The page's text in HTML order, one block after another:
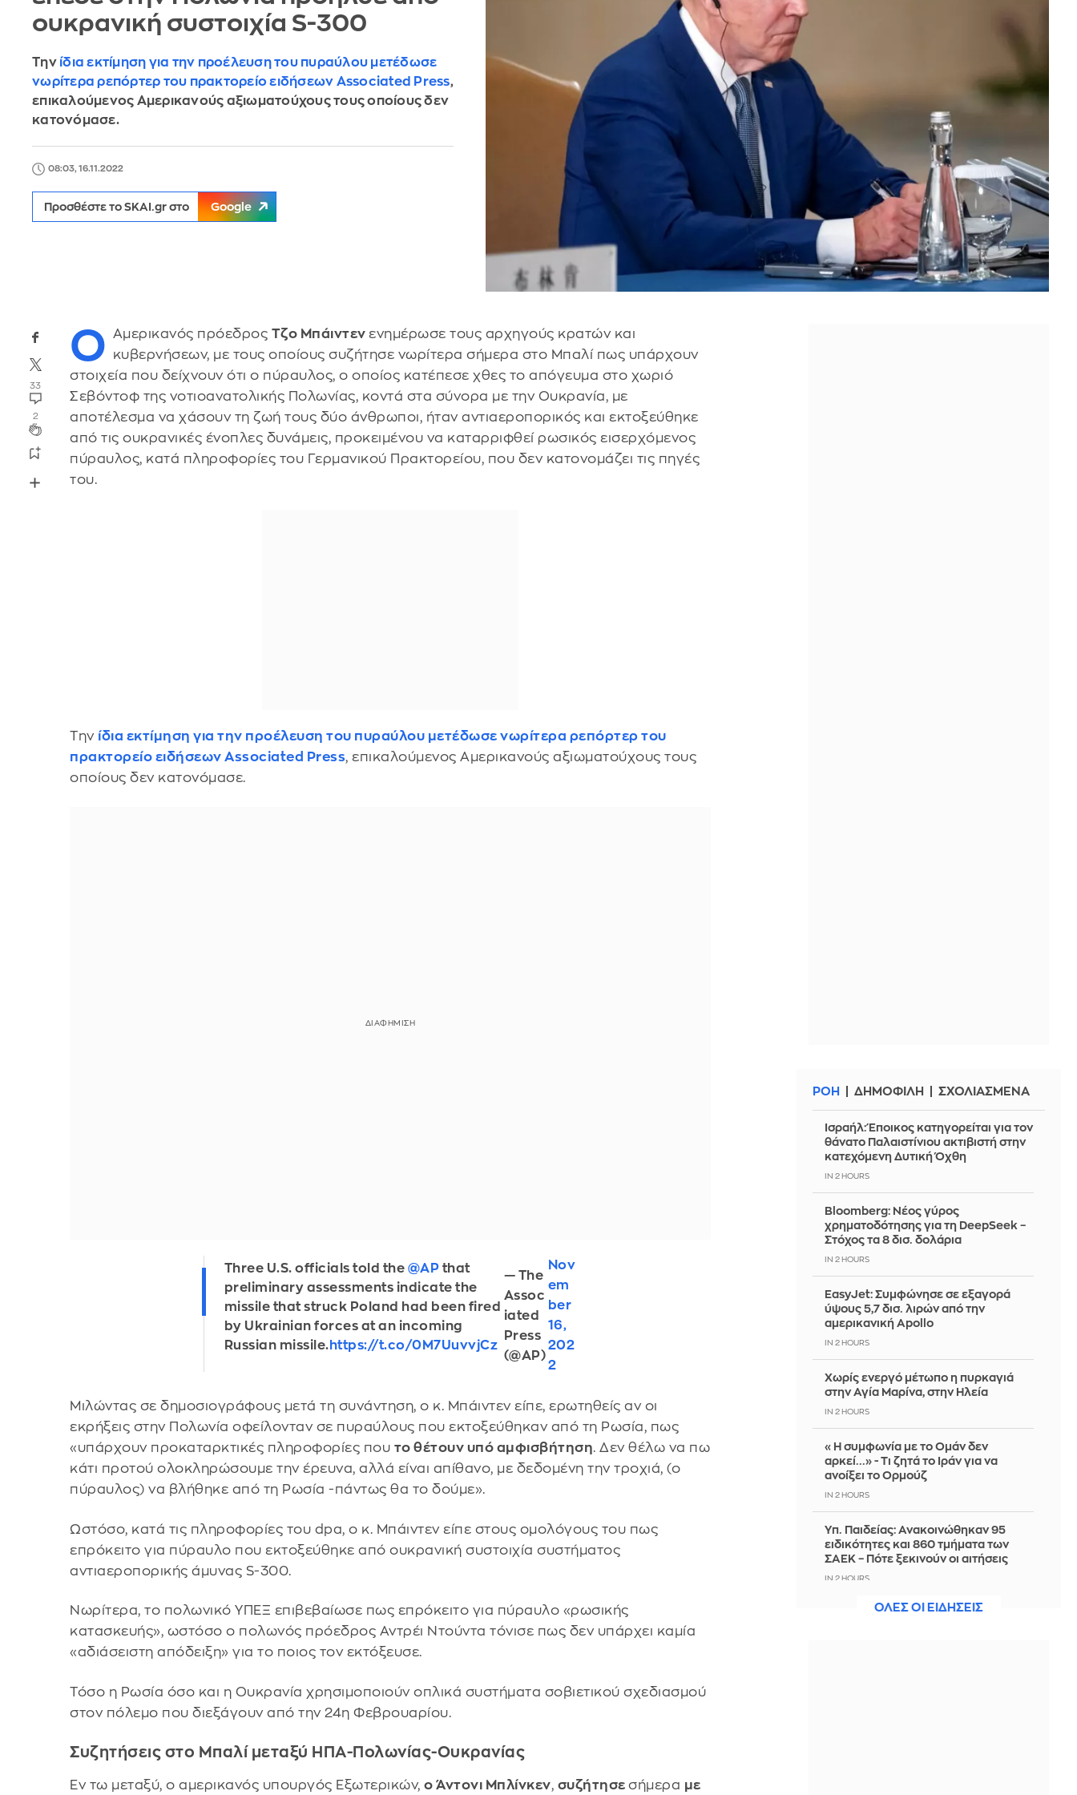
ουκρανική συστοιχία S-300
Την ίδια εκτίμηση για την προέλευση του πυραύλου μετέδωσε
νωρίτερα ρεπόρτερ του πρακτορείο ειδήσεων Associated Press,
επικαλούμενος Αμερικανούς αξιωματούχους τους οποίους δεν
κατονόμασε.
08:03, 16.11.2022
Προσθέστε το SKAI.gr στο Google
33
2
Ο Αμερικανός πρόεδρος Τζο Μπάιντενενημέρωσε τους αρχηγούς κρατών και
κυβερνήσεων, με τους οποίους συζήτησε νωρίτερα σήμερα στο Μπαλί πως υπάρχουν
στοιχεία που δείχνουν ότι ο πύραυλος, ο οποίος κατέπεσε χθες το απόγευμα στο χωριό
Σεβόντοφ της νοτιοανατολικής Πολωνίας, κοντά στα σύνορα με την Ουκρανία, με
αποτέλεσμα να χάσουν τη ζωή τους δύο άνθρωποι, ήταν αντιαεροπορικός και εκτοξεύθηκε
από τις ουκρανικές ένοπλες δυνάμεις, προκειμένου να καταρριφθεί ρωσικός εισερχόμενος
πύραυλος, κατά πληροφορίες του Γερμανικού Πρακτορείου, που δεν κατονομάζει τις πηγές
του.
Την ίδια εκτίμηση για την προέλευση του πυραύλου μετέδωσε νωρίτερα ρεπόρτερ του
πρακτορείο ειδήσεωνAssociated Press, επικαλούμενος Αμερικανούς αξιωματούχους τους
οποίους δεν κατονόμασε.
Three U.S. officials told the @AP that
preliminary assessments indicate the
missile that struck Poland had been fired
by Ukrainian forces at an incoming
Russian missile. https://t.co/0M7UuvvjCz
— The
Assoc
iated
Press
(@AP)
Nov
em
ber
16,
202
2
Μιλώντας σε δημοσιογράφους μετά τη συνάντηση, ο κ. Μπάιντεν είπε, ερωτηθείς αν οι
εκρήξεις στην Πολωνία οφείλονταν σε πυραύλους που εκτοξεύθηκαν από τη Ρωσία, πως
«υπάρχουν προκαταρκτικές πληροφορίες που το θέτουν υπό αμφισβήτηση. Δεν θέλω να πω
κάτι προτού ολοκληρώσουμε την έρευνα, αλλά είναι απίθανο, με δεδομένη την τροχιά, (ο
πύραυλος) να βλήθηκε από τη Ρωσία -πάντως θα το δούμε».
Ωστόσο, κατά τις πληροφορίες του dpa, ο κ. Μπάιντεν είπε στους ομολόγους του πως
επρόκειτο για πύραυλο που εκτοξεύθηκε από ουκρανική συστοιχία συστήματος
αντιαεροπορικής άμυνας S-300.
Νωρίτερα, το πολωνικό ΥΠΕΞ επιβεβαίωσε πως επρόκειτο για πύραυλο «ρωσικής
κατασκευής», ωστόσο ο πολωνός πρόεδρος Αντρέι Ντούντα τόνισε πως δεν υπάρχει καμία
«αδιάσειστη απόδειξη» για το ποιος τον εκτόξευσε.
Τόσο η Ρωσία όσο και η Ουκρανία χρησιμοποιούν οπλικά συστήματα σοβιετικού σχεδιασμού
στον πόλεμο που διεξάγουν από την 24η Φεβρουαρίου.
Συζητήσεις στο Μπαλί μεταξύ ΗΠΑ-Πολωνίας-Ουκρανίας
Εν τω μεταξύ, ο αμερικανός υπουργός Εξωτερικών,ο Άντονι Μπλίνκεν, συζήτησεσήμερα με
ΡΟΗ ΔΗΜΟΦΙΛΗ ΣΧΟΛΙΑΣΜΕΝΑ
Ισραήλ: Έποικος κατηγορείται για τον
θάνατο Παλαιστίνιου ακτιβιστή στην
κατεχόμενη Δυτική Όχθη
IN 2 HOURS
Bloomberg: Νέος γύρος
χρηματοδότησης για τη DeepSeek –
Στόχος τα 8 δισ. δολάρια
IN 2 HOURS
EasyJet: Συμφώνησε σε εξαγορά
ύψους 5,7 δισ. λιρών από την
αμερικανική Apollo
IN 2 HOURS
Χωρίς ενεργό μέτωπο η πυρκαγιά
στην Αγία Μαρίνα, στην Ηλεία
IN 2 HOURS
«Η συμφωνία με το Ομάν δεν
αρκεί...» - Τι ζητά το Ιράν για να
ανοίξει το Ορμούζ
IN 2 HOURS
Υπ. Παιδείας: Ανακοινώθηκαν 95
ειδικότητες και 860 τμήματα των
ΣΑΕΚ – Πότε ξεκινούν οι αιτήσεις
IN 2 HOURS
Ιωάννα Μαλέσκου: Επιδίωξε να
ΟΛΕΣ ΟΙ ΕΙΔΗΣΕΙΣ